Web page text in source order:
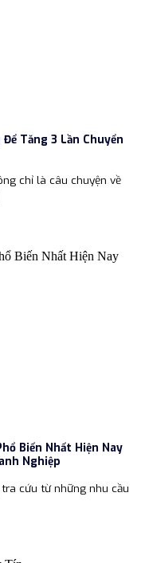
Tăng 3 Lần Chuyển
chỉ là câu chuyện về
Biến Nhất Hiện Nay
Nghiệp
cứu từ những nhu cầu